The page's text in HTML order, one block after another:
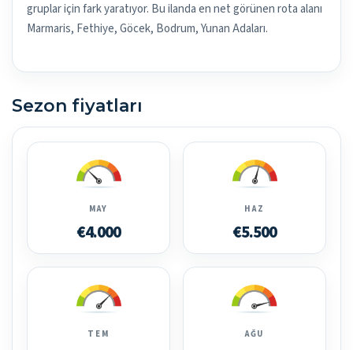
gruplar için fark yaratıyor. Bu ilanda en net görünen rota alanı
Marmaris, Fethiye, Göcek, Bodrum, Yunan Adaları.
Sezon fiyatları
MAY
€4.000
HAZ
€5.500
TEM AĞU